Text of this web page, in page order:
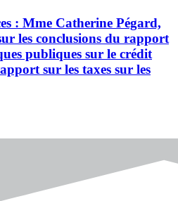
: Mme Catherine Pégard,
les conclusions du rapport
publiques sur le crédit
sur les taxes sur les